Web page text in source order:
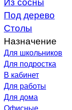
Под дерево
Столы
Назначение
Для школьников
Для подростка
В кабинет
Для работы
Для дома